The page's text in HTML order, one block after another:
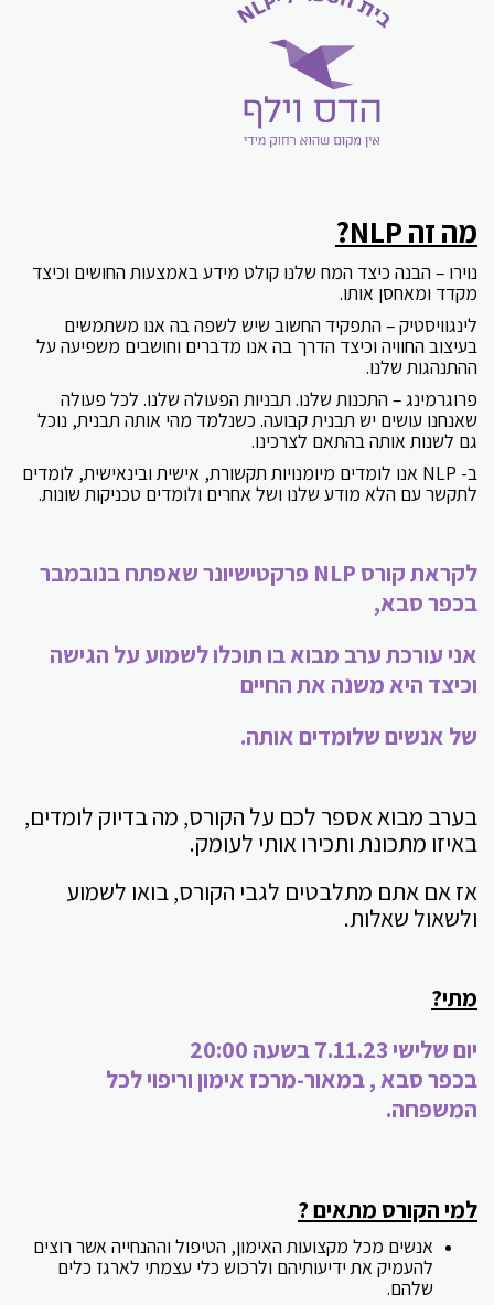
מה זה NLP?
נוירו – הבנה כיצד המח שלנו קולט מידע באמצעות החושים וכיצד
מקדד ומאחסן אותו.
לינגוויסטיק – התפקיד החשוב שיש לשפה בה אנו משתמשים
בעיצוב החוויה וכיצד הדרך בה אנו מדברים וחושבים משפיעה על
ההתנהגות שלנו.
פרוגרמינג – התכנות שלנו. תבניות הפעולה שלנו. לכל פעולה
שאנחנו עושים יש תבנית קבועה. כשנלמד מהי אותה תבנית, נוכל
גם לשנות אותה בהתאם לצרכינו.
ב- NLP אנו לומדים מיומנויות תקשורת, אישית ובינאישית, לומדים
לתקשר עם הלא מודע שלנו ושל אחרים ולומדים טכניקות שונות.
לקראת קורס NLP פרקטישיונר שאפתח בנובמבר
בכפר סבא,
אני עורכת ערב מבוא בו תוכלו לשמוע על הגישה
וכיצד היא משנה את החיים
של אנשים שלומדים אותה.
בערב מבוא אספר לכם על הקורס, מה בדיוק לומדים,
באיזו מתכונת ותכירו אותי לעומק.
אז אם אתם מתלבטים לגבי הקורס, בואו לשמוע
ולשאול שאלות.
מתי?
יום שלישי 7.11.23 בשעה 20:00
בכפר סבא , במאור-מרכז אימון וריפוי לכל
המשפחה.
למי הקורס מתאים ?
אנשים מכל מקצועות האימון, הטיפול וההנחייה אשר רוצים
להעמיק את ידיעותיהם ולרכוש כלי עצמתי לארגז כלים
שלהם.